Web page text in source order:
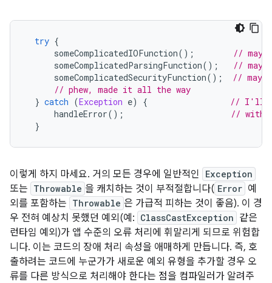
try {
someComplicatedIOFunction();
// may
someComplicatedParsingFunction();
// may
someComplicatedSecurityFunction();
// may
// phew, made it all the way
} catch (Exception e) {
// I'll
handleError();
// with
}
이렇게 하지 마세요. 거의 모든 경우에 일반적인 Exception
또는 Throwable 을 캐치하는 것이 부적절합니다( Error 예
외를 포함하는 Throwable 은 가급적 피하는 것이 좋음). 이 경
우 전혀 예상치 못했던 예외(예: ClassCastException 같은
런타임 예외)가 앱 수준의 오류 처리에 휘말리게 되므로 위험합
니다. 이는 코드의 장애 처리 속성을 애매하게 만듭니다. 즉, 호
출하려는 코드에 누군가가 새로운 예외 유형을 추가할 경우 오
류를 다른 방식으로 처리해야 한다는 점을 컴파일러가 알려주